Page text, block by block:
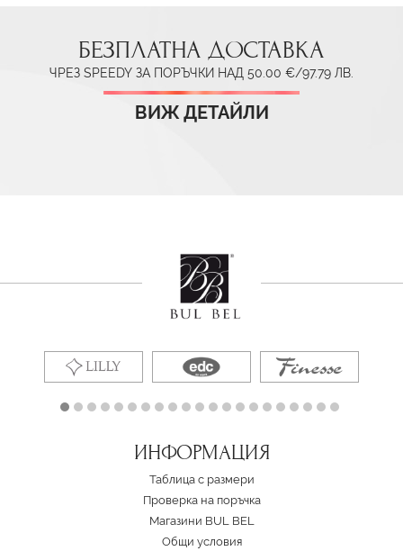
БЕЗПЛАТНА ДОСТАВКА
ЧРЕЗ SPEEDY ЗА ПОРЪЧКИ НАД 50.00 €/97.79 ЛВ.
ВИЖ ДЕТАЙЛИ
ИНФОРМАЦИЯ
Таблица с размери
Проверка на поръчка
Магазини BUL BEL
Oбщи условия